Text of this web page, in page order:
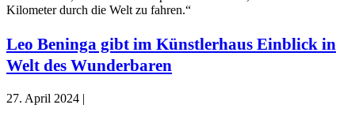
Kilometer durch die Welt zu fahren.“
Leo Beninga gibt im Künstlerhaus Einblick in
Welt des Wunderbaren
27. April 2024 |